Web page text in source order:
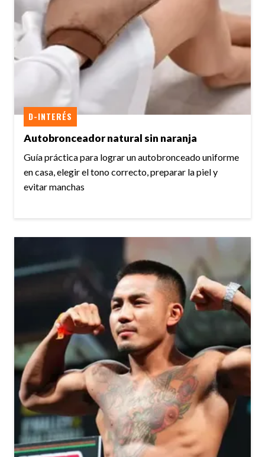
Autobronceador natural sin naranja
D-INTERÉS
Guía práctica para lograr un autobronceado uniforme
en casa, elegir el tono correcto, preparar la piel y
evitar manchas